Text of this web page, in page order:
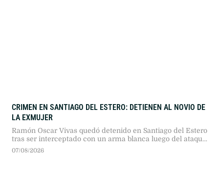
CRIMEN EN SANTIAGO DEL ESTERO: DETIENEN AL NOVIO DE
LA EXMUJER
Ramón Oscar Vivas quedó detenido en Santiago del Estero
tras ser interceptado con un arma blanca luego del ataque
contra la expareja de su novia.
07/08/2026